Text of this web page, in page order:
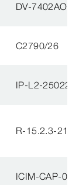
DV-
C2790/26
IP-L2-
R-15.2.3-21-
ICIM-CAP-